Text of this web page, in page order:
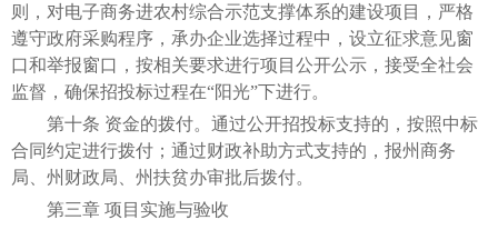
则，对电子商务进农村综合示范支撑体系的建设项目，严格
遵守政府采购程序，承办企业选择过程中，设立征求意见窗
口和举报窗口，按相关要求进行项目公开公示，接受全社会
监督，确保招投标过程在“阳光”下进行。
第十条 资金的拨付。通过公开招投标支持的，按照中标
合同约定进行拨付；通过财政补助方式支持的，报州商务
局、州财政局、州扶贫办审批后拨付。
第三章 项目实施与验收